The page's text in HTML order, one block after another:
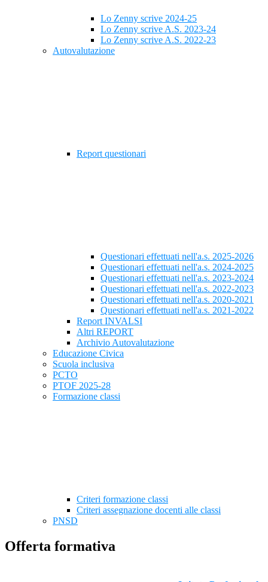
Lo Zenny scrive 2024-25
Lo Zenny scrive A.S. 2023-24
Lo Zenny scrive A.S. 2022-23
Autovalutazione
Report questionari
Questionari effettuati nell'a.s. 2025-2026
Questionari effettuati nell'a.s. 2024-2025
Questionari effettuati nell'a.s. 2023-2024
Questionari effettuati nell'a.s. 2022-2023
Questionari effettuati nell'a.s. 2020-2021
Questionari effettuati nell'a.s. 2021-2022
Report INVALSI
Altri REPORT
Archivio Autovalutazione
Educazione Civica
Scuola inclusiva
PCTO
PTOF 2025-28
Formazione classi
Criteri formazione classi
Criteri assegnazione docenti alle classi
PNSD
Offerta formativa